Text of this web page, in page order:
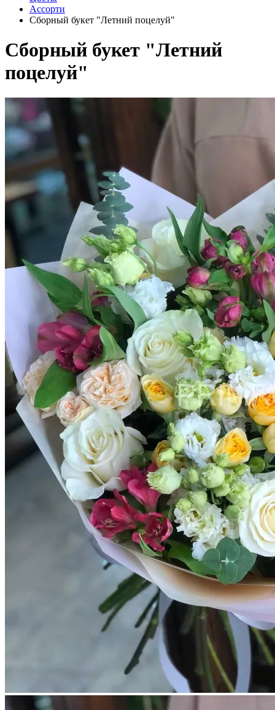
Ассорти
Сборный букет "Летний поцелуй"
Сборный букет "Летний
поцелуй"